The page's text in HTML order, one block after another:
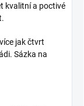
kvalitní a poctivé
jak čtvrt
Sázka na